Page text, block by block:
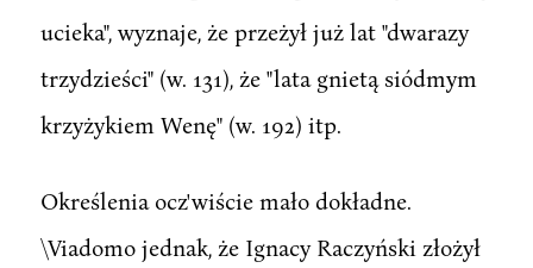
ucieka", wyznaje, że przeżył już lat "dwarazy
trzydzieści" (w. 131), że "lata gnietą siódmym
krzyżykiem Wenę" (w. 192) itp.
Określenia ocz'wiście mało dokładne.
\Viadomo jednak, że Ignacy Raczyński złożył